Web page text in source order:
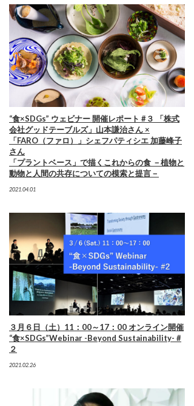
“食×SDGs” ウェビナー 開催レポート #３ 「株式
会社グッドテーブルズ」山本謙治さん ×
「FARO（ファロ）」シェフパティシエ 加藤峰子
さん
「プラントベース」で描くこれからの食 －植物と
動物と人間の共存についての模索と提言－
2021.04.01
３月６日（土）11：00～17：00 オンライン開催
“食×SDGs”Webinar -Beyond Sustainability- #
２
2021.02.26